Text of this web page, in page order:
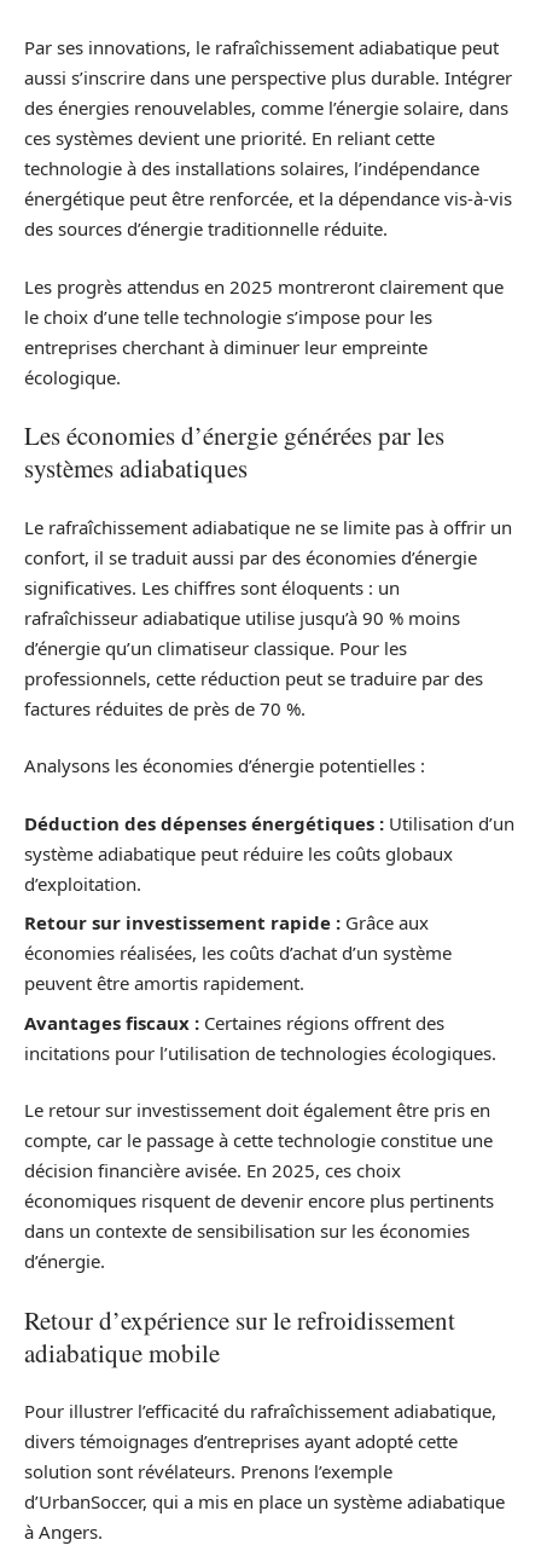
Par ses innovations, le rafraîchissement adiabatique peut
aussi s’inscrire dans une perspective plus durable. Intégrer
des énergies renouvelables, comme l’énergie solaire, dans
ces systèmes devient une priorité. En reliant cette
technologie à des installations solaires, l’indépendance
énergétique peut être renforcée, et la dépendance vis-à-vis
des sources d’énergie traditionnelle réduite.
Les progrès attendus en 2025 montreront clairement que
le choix d’une telle technologie s’impose pour les
entreprises cherchant à diminuer leur empreinte
écologique.
Les économies d’énergie générées par les
systèmes adiabatiques
Le rafraîchissement adiabatique ne se limite pas à offrir un
confort, il se traduit aussi par des économies d’énergie
significatives. Les chiffres sont éloquents : un
rafraîchisseur adiabatique utilise jusqu’à 90 % moins
d’énergie qu’un climatiseur classique. Pour les
professionnels, cette réduction peut se traduire par des
factures réduites de près de 70 %.
Analysons les économies d’énergie potentielles :
Déduction des dépenses énergétiques : Utilisation d’un
système adiabatique peut réduire les coûts globaux
d’exploitation.
Retour sur investissement rapide : Grâce aux
économies réalisées, les coûts d’achat d’un système
peuvent être amortis rapidement.
Avantages fiscaux : Certaines régions offrent des
incitations pour l’utilisation de technologies écologiques.
Le retour sur investissement doit également être pris en
compte, car le passage à cette technologie constitue une
décision financière avisée. En 2025, ces choix
économiques risquent de devenir encore plus pertinents
dans un contexte de sensibilisation sur les économies
d’énergie.
Retour d’expérience sur le refroidissement
adiabatique mobile
Pour illustrer l’efficacité du rafraîchissement adiabatique,
divers témoignages d’entreprises ayant adopté cette
solution sont révélateurs. Prenons l’exemple
d’UrbanSoccer, qui a mis en place un système adiabatique
à Angers.